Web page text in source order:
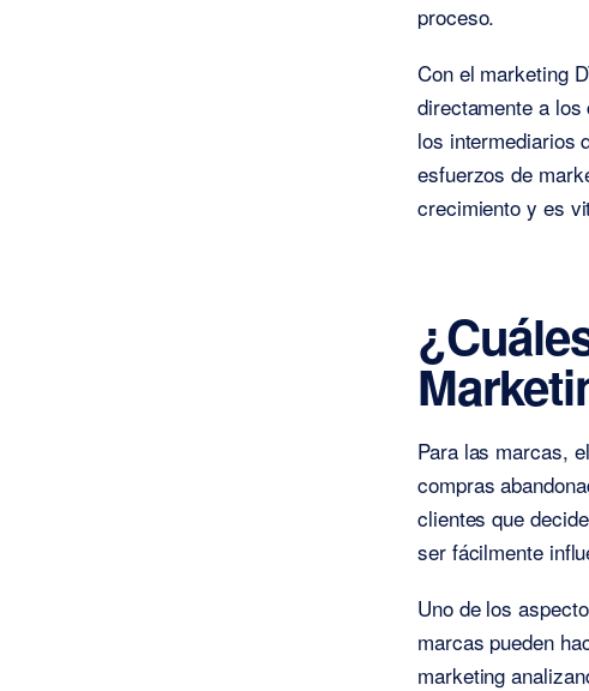
proceso.
Con el marketing
directamente a
los intermediarios
esfuerzos de
crecimiento y es
Para las marcas,
compras
clientes que
ser fácilmente
Uno de los
marcas pueden
marketing